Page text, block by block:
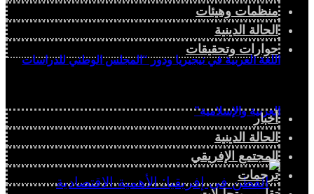
اللغة العربية في نيجيريا ودور “المجلس الوطني للدراسات
العربية والإسلامية”
منظمات وهيئات
الحالة الدينية
حوارات وتحقيقات
أخبار
الحالة الدينية
المجتمع الإفريقي
ترجمات